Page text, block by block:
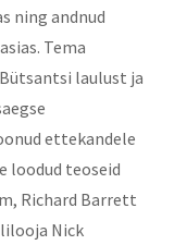
ning andnud
Tema
laulust ja
ettekandele
loodud teoseid
Richard Barrett
Nick